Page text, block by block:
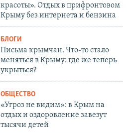
красоты». Отдых в прифронтовом
Крыму без интернета и бензина
БЛОГИ
Письма крымчан. Что-то стало
меняться в Крыму: где же теперь
укрыться?
ОБЩЕСТВО
«Угроз не видим»: в Крым на
отдых и оздоровление завезут
тысячи детей